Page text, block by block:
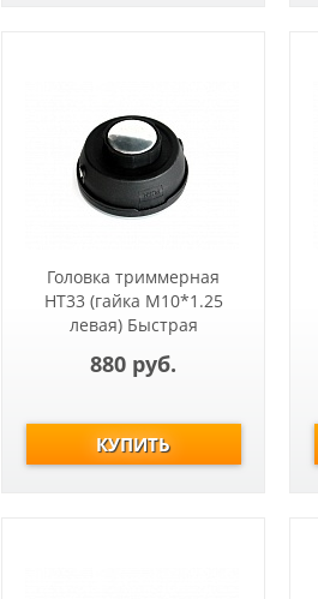
Головка триммерная
HT33 (гайка М10*1.25
левая) Быстрая
прочностьТ233-
880 руб.